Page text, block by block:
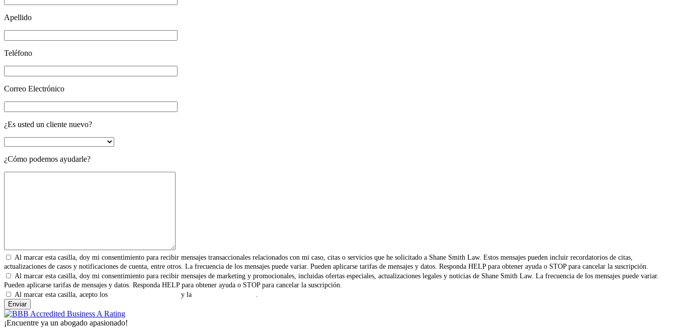
Apellido
Teléfono
Correo Electrónico
¿Es usted un cliente nuevo?
¿Cómo podemos ayudarle?
Al marcar esta casilla, doy mi consentimiento para recibir mensajes transaccionales relacionados con mi caso, citas o servicios que he solicitado a Shane Smith Law. Estos mensajes pueden incluir recordatorios de citas,
actualizaciones de casos y notificaciones de cuenta, entre otros. La frecuencia de los mensajes puede variar. Pueden aplicarse tarifas de mensajes y datos. Responda HELP para obtener ayuda o STOP para cancelar la suscripción.
Al marcar esta casilla, doy mi consentimiento para recibir mensajes de marketing y promocionales, incluidas ofertas especiales, actualizaciones legales y noticias de Shane Smith Law. La frecuencia de los mensajes puede variar.
Pueden aplicarse tarifas de mensajes y datos. Responda HELP para obtener ayuda o STOP para cancelar la suscripción.
Al marcar esta casilla, acepto los
y la .
¡Encuentre ya un abogado apasionado!